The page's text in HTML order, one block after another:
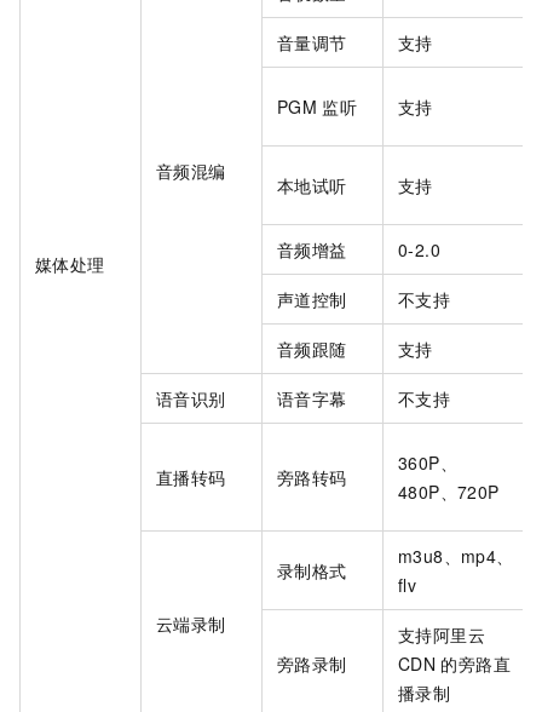
媒体处理
音频混编
音量调节 支持
PGM 监听 支持
本地试听 支持
音频增益 0-2.0
声道控制 不支持
音频跟随 支持
语音识别 语音字幕 不支持
直播转码 旁路转码
360P、
480P、720P
云端录制
录制格式
m3u8、mp4、
flv
旁路录制
支持阿里云
CDN 的旁路直
播录制